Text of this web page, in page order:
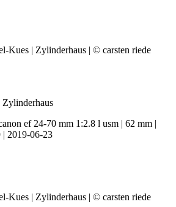
Zylinderhaus
ef 24-70 mm 1:2.8 l usm | 62 mm |
| 2019-06-23